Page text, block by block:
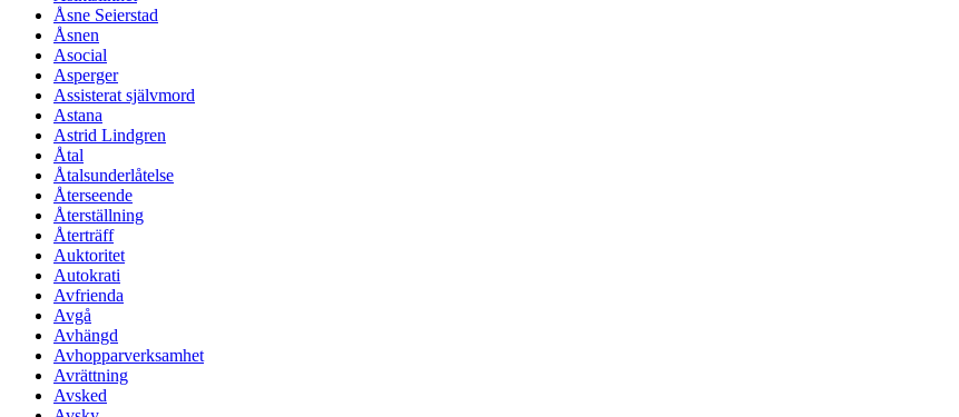
Åsne Seierstad
Åsnen
Asocial
Asperger
Assisterat självmord
Astana
Astrid Lindgren
Åtal
Åtalsunderlåtelse
Återseende
Återställning
Återträff
Auktoritet
Autokrati
Avfrienda
Avgå
Avhängd
Avhopparverksamhet
Avrättning
Avsked